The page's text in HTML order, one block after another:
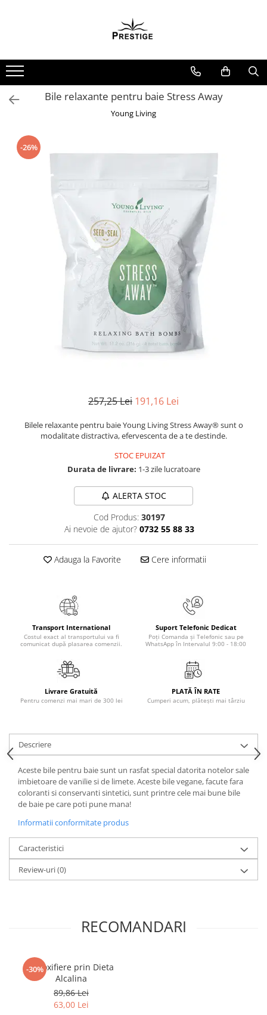
Noutati
Promotii
Pachete Speciale Carti
Arte Divinatorii
Astrologie
Dezvoltare Spirituala
New Illuminati Files
SelfConnect
Vindecare Spirituala
Masaj
MedConnect
Medicina Pentru Toti
Sport
Terapii Alternative
AudioBook
Beletristica
Carti erotice
Carti pentru Adolescenti, Young
Adult
Crime, Thriller, Mistery
Literatura Romana
Literatura Universala
Poezie
Romane de dragoste, Carti
romantice
SF & Fantasy
Teatru
Teens Book Club
Bile relaxante pentru baie Stress Away
Young Living
-26%
257,25 Lei 191,16 Lei
Bilele relaxante pentru baie Young Living Stress Away® sunt o
modalitate distractiva, efervescenta de a te destinde.
STOC EPUIZAT
Durata de livrare: 1-3 zile lucratoare
ALERTA STOC
Cod Produs: 30197
Ai nevoie de ajutor? 0732 55 88 33
Adauga la Favorite Cere informatii
Transport International
Costul exact al transportului va fi
comunicat după plasarea comenzii.
Suport Telefonic Dedicat
Poți Comanda și Telefonic sau pe
WhatsApp în Intervalul 9:00 - 18:00
Livrare Gratuită
Pentru comenzi mai mari de 300 lei
PLATĂ ÎN RATE
Cumperi acum, plătești mai târziu
Descriere
Aceste bile pentru baie sunt un rasfat special datorita notelor sale
imbietoare de vanilie si de limete. Aceste bile vegane, facute fara
coloranti si conservanti sintetici, sunt printre cele mai bune bile
de baie pe care poti pune mana!
Informatii conformitate produs
Caracteristici
Review-uri(0)
RECOMANDARI
-30%
Detoxifiere prin Dieta
Alcalina
89,86 Lei
63,00 Lei